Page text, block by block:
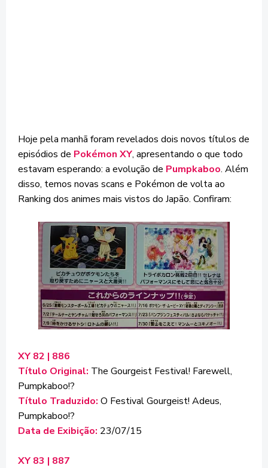
Hoje pela manhã foram revelados dois novos títulos de
episódios de Pokémon XY, apresentando o que todo
estavam esperando: a evolução de Pumpkaboo. Além
disso, temos novas scans e Pokémon de volta ao
Ranking dos animes mais vistos do Japão. Confiram:
XY 82 | 886
Título Original: The Gourgeist Festival! Farewell,
Pumpkaboo!?
Título Traduzido: O Festival Gourgeist! Adeus,
Pumpkaboo!?
Data de Exibição: 23/07/15
XY 83 | 887